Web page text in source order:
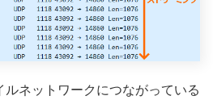
ルネットワークにつながっている